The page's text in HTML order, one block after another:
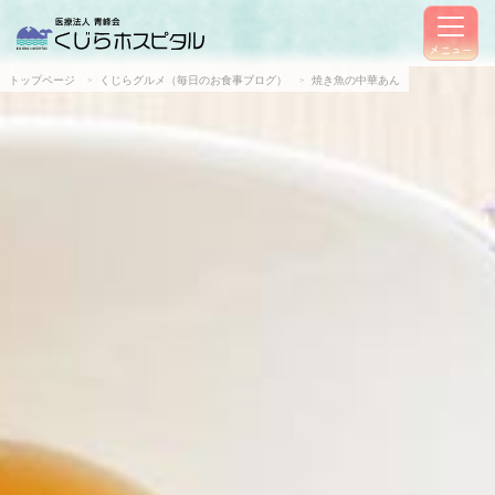
メニュー
トップページ くじらグルメ（毎日のお食事ブログ） 焼き魚の中華あん